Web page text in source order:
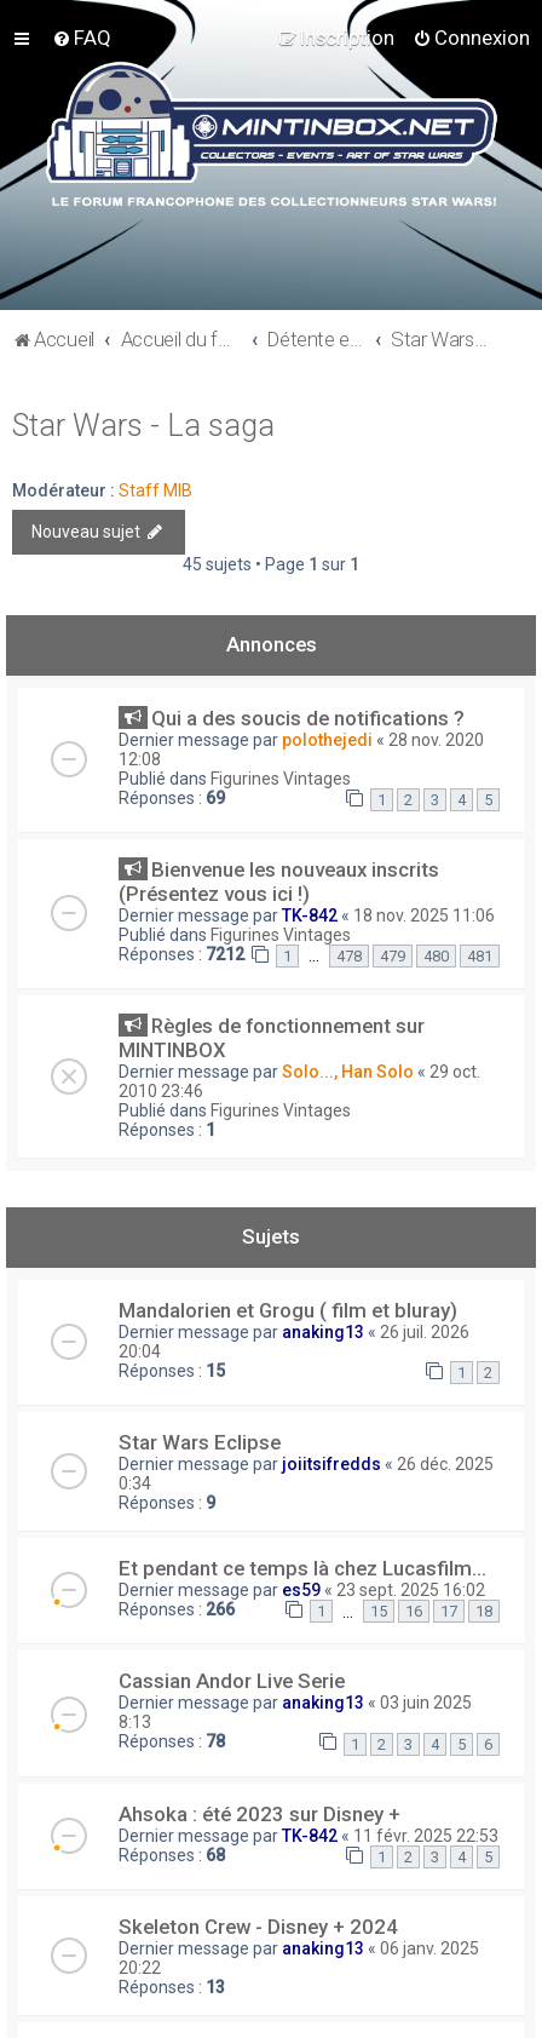
FAQ Connexion
Inscription
Accueil Accueil du forum Détente et communauté Mint In Box Star Wars - La saga
Star Wars - La saga
Modérateur : Staff MIB
Nouveau sujet
45 sujets • Page 1 sur 1
Annonces
Qui a des soucis de notifications ?
Dernier message par polothejedi « 28 nov. 2020
12:08
Publié dans Figurines Vintages
Réponses : 69 1 2 3 4 5
Bienvenue les nouveaux inscrits
(Présentez vous ici !)
Dernier message parTK-842 « 18 nov. 2025 11:06
Publié dans Figurines Vintages
Réponses : 7212 1 … 478 479 480 481
Règles de fonctionnement sur
MINTINBOX
Dernier message parSolo..., Han Solo « 29 oct.
2010 23:46
Publié dans Figurines Vintages
Réponses : 1
Sujets
Mandalorien et Grogu ( film et bluray)
Dernier message par anaking13 « 26 juil. 2026
20:04
Réponses : 15 1 2
Star Wars Eclipse
Dernier message par joiitsifredds « 26 déc. 2025
0:34
Réponses : 9
Et pendant ce temps là chez Lucasfilm...
Dernier message par es59 « 23 sept. 2025 16:02
Réponses : 266 1 15 16 17 18
Cassian Andor Live Serie
Dernier message par anaking13 « 03 juin 2025
8:13
Réponses : 78 1 2 3 4 5 6
Ahsoka : été 2023 sur Disney +
Dernier message parTK-842 « 11 févr. 2025 22:53
Réponses : 68 1 2 3 4 5
Skeleton Crew - Disney + 2024
Dernier message par anaking13 « 06 janv. 2025
20:22
Réponses : 13